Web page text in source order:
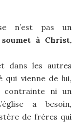
n’est pas un
à Christ,
dans les autres
qui vienne de lui,
contrainte ni un
a besoin,
de frères qui